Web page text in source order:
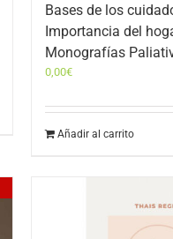
Bases de los
Importancia del
Monografías
0,00€
Añadir al carrito